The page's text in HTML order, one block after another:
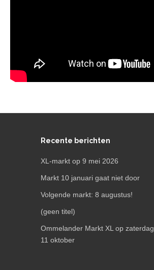
Recente berichten
XL-markt op 9 mei 2026
Markt 10 januari gaat niet door
Volgende markt: 8 augustus!
(geen titel)
Ommelander Markt XL op zaterdag
11 oktober